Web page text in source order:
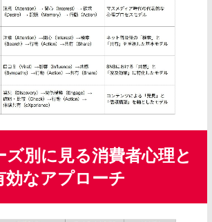
ズ別に見る消費者心理と
効なアプローチ